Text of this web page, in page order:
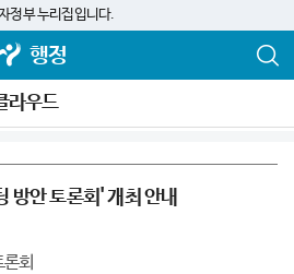
정부 누리집입니다.
행정
라우드
방안 토론회' 개최 안내
회